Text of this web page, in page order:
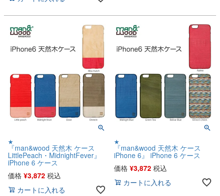
★
『man&wood 天然木 ケース
LittlePeach・MidnightFever』
iPhone 6 ケース
価格 ¥3,872 税込
カートに入れる
★
『man&wood 天然木 ケース
iPhone 6』 iPhone 6 ケース
価格 ¥3,872 税込
カートに入れる